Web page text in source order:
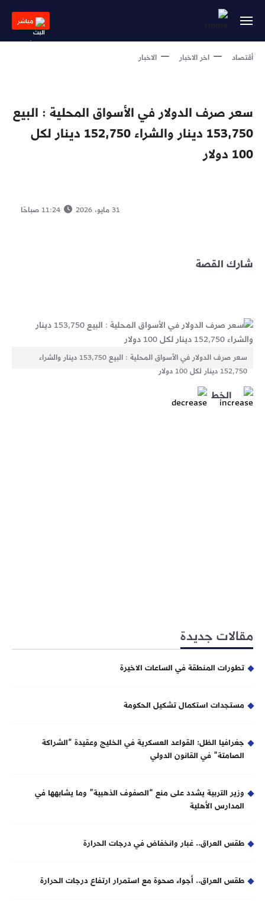
main
مباشر
أقتصاد اخر الاخبار الاخبار
سعر صرف الدولار في الأسواق المحلية : البيع
153,750 دينار والشراء 152,750 دينار لكل
100 دولار
31 مايو، 2026
شارك القصة
سعر صرف الدولار في الأسواق المحلية : البيع 153,750 دينار والشراء
152,750 دينار لكل 100 دولار
الخط
مقالات جديدة
تطورات المنطقة في الساعات الاخيرة
مستجدات استكمال تشكيل الحكومة
جغرافيا الظل: القواعد العسكرية في الخليج وعقيدة “الشراكة
الصامتة” في القانون الدولي
وزير التربية يشدد على منع “الصفوف الذهبية” وما يشابهها في
المدارس الأهلية
طقس العراق.. غبار وانخفاض في درجات الحرارة
طقس العراق.. أجواء صحوة مع استمرار ارتفاع درجات الحرارة